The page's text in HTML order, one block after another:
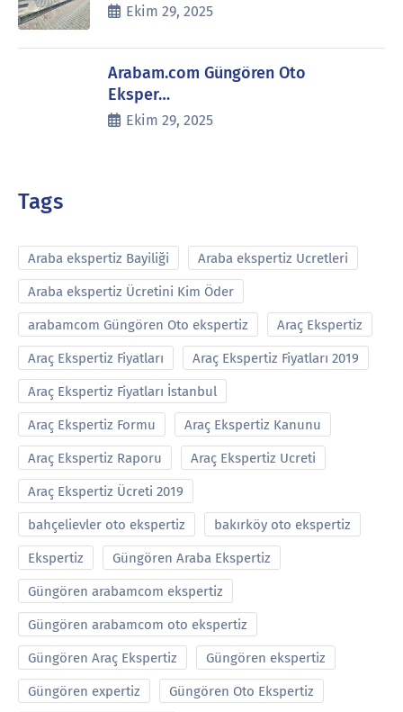
Ekim 29, 2025
Arabam.com Güngören Oto
Eksper…
Ekim 29, 2025
Tags
Araba ekspertiz Bayiliği Araba ekspertiz Ucretleri
Araba ekspertiz Ücretini Kim Öder
arabamcom Güngören Oto ekspertiz Araç Ekspertiz
Araç Ekspertiz Fiyatları Araç Ekspertiz Fiyatları 2019
Araç Ekspertiz Fiyatları İstanbul
Araç Ekspertiz Formu Araç Ekspertiz Kanunu
Araç Ekspertiz Raporu Araç Ekspertiz Ucreti
Araç Ekspertiz Ücreti 2019
bahçelievler oto ekspertiz bakırköy oto ekspertiz
Ekspertiz Güngören Araba Ekspertiz
Güngören arabamcom ekspertiz
Güngören arabamcom oto ekspertiz
Güngören Araç Ekspertiz Güngören ekspertiz
Güngören expertiz Güngören Oto Ekspertiz